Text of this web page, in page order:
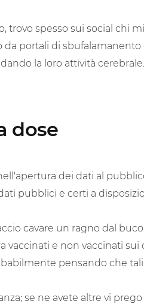
spesso sui social chi
portali di
la loro attività cerebrale.
dose
dei dati al
pubblici e certi a
cavare un ragno dal
e non vaccinati sui
pensando che
se ne avete altre vi